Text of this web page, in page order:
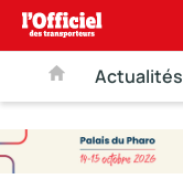
Actualités